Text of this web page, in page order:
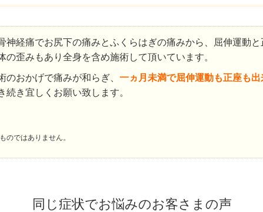
神経痛でお尻下の痛みとふくらはぎの痛みから、屈伸運動と
の歪みもあり全身を含め施術して頂いています。
のおかげで痛みが和らぎ、 一ヵ月未満で屈伸運動も正座も出
続き宜しくお願い致します。
のではありません。
同じ症状でお悩みのお客さまの声